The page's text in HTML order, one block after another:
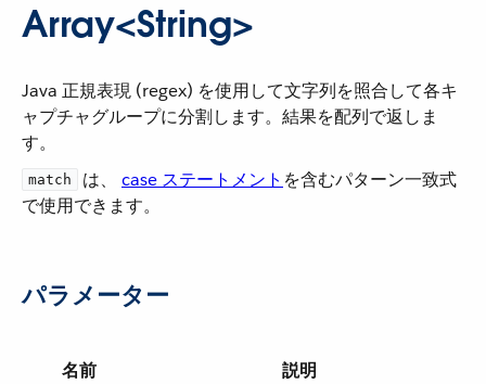
Array<String>
Java 正規表現 (regex) を使用して文字列を照合して各キ
ャプチャグループに分割します。結果を配列で返しま
す。
match ​ は、​ case ステートメント ​を含むパターン一致式
で使用できます。
パラメーター
名前 説明